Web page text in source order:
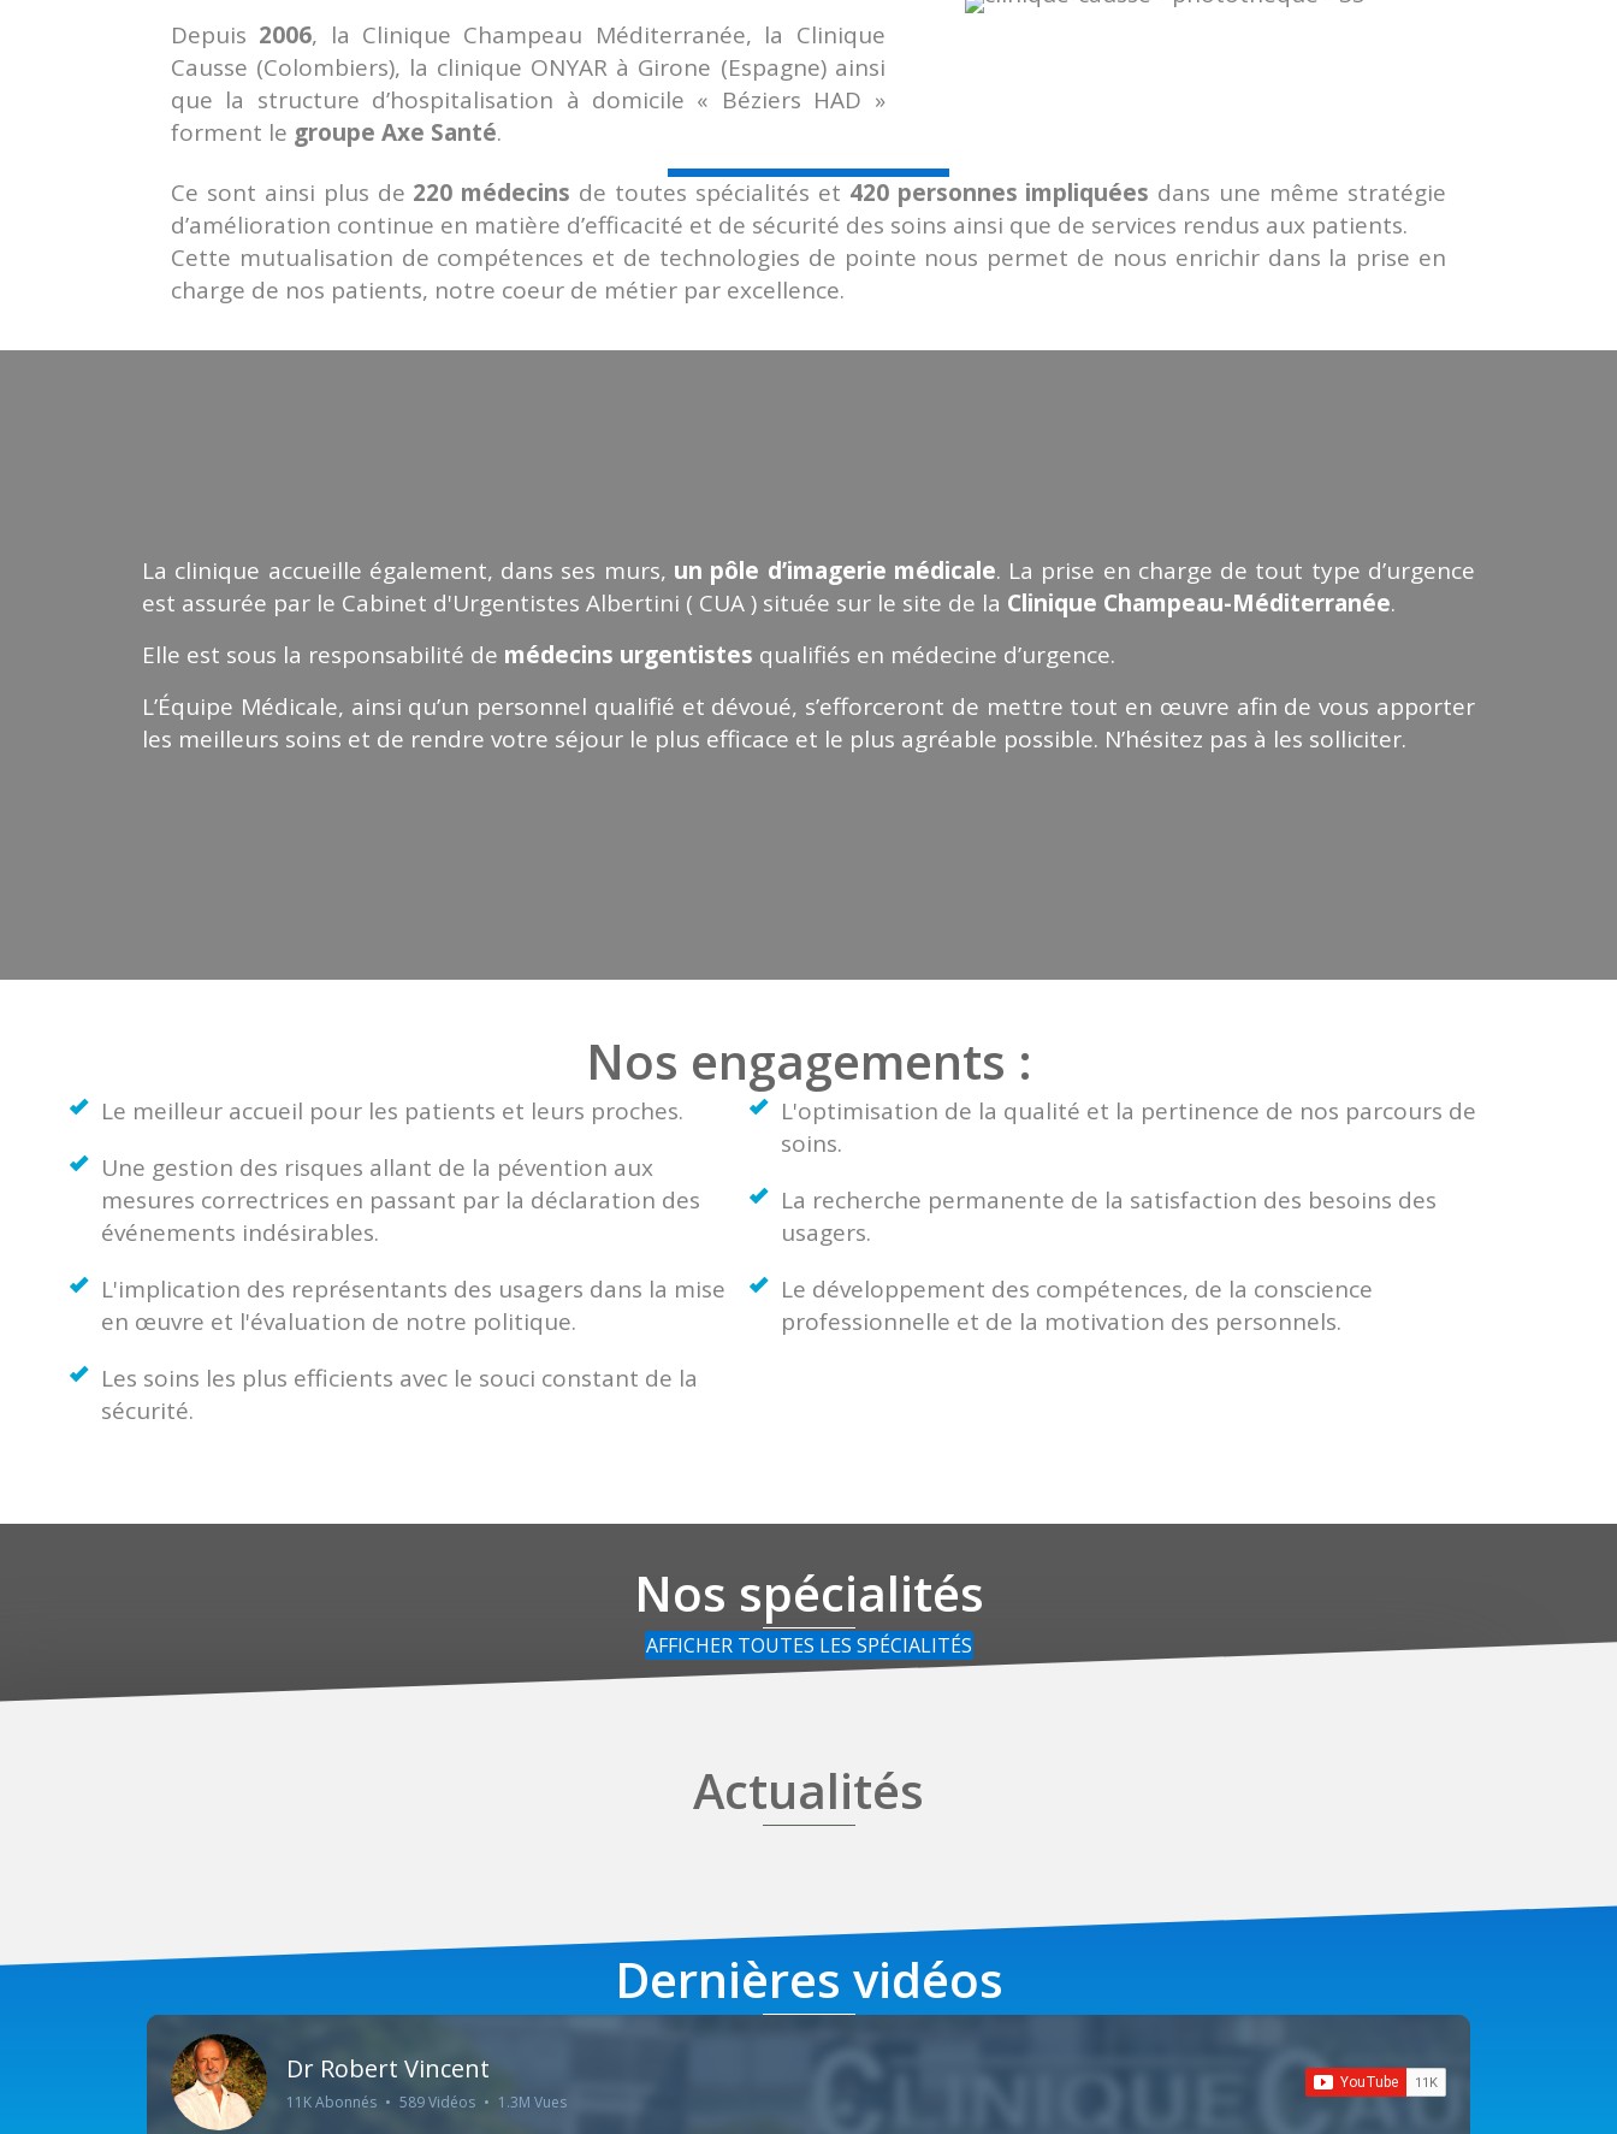
Depuis 2006, la Clinique Champeau Méditerranée, la Clinique
Causse (Colombiers), la clinique ONYAR à Girone (Espagne) ainsi
que la structure d’hospitalisation à domicile « Béziers HAD »
forment le groupe Axe Santé.
Ce sont ainsi plus de 220 médecins de toutes spécialités et 420 personnes impliquées dans une même stratégie
d’amélioration continue en matière d’efficacité et de sécurité des soins ainsi que de services rendus aux patients.
Cette mutualisation de compétences et de technologies de pointe nous permet de nous enrichir dans la prise en
charge de nos patients, notre coeur de métier par excellence.
La clinique accueille également, dans ses murs, un pôle d’imagerie médicale. La prise en charge de tout type d’urgence
est assurée par le Cabinet d'Urgentistes Albertini ( CUA ) située sur le site de la Clinique Champeau-Méditerranée.
Elle est sous la responsabilité de médecins urgentistes qualifiés en médecine d’urgence.
L’Équipe Médicale, ainsi qu’un personnel qualifié et dévoué, s’efforceront de mettre tout en œuvre afin de vous apporter
les meilleurs soins et de rendre votre séjour le plus efficace et le plus agréable possible. N’hésitez pas à les solliciter.
Nos engagements :
Le meilleur accueil pour les patients et leurs proches.
Une gestion des risques allant de la pévention aux
mesures correctrices en passant par la déclaration des
événements indésirables.
L'implication des représentants des usagers dans la mise
en œuvre et l'évaluation de notre politique.
Les soins les plus efficients avec le souci constant de la
sécurité.
L'optimisation de la qualité et la pertinence de nos parcours de
soins.
La recherche permanente de la satisfaction des besoins des
usagers.
Le développement des compétences, de la conscience
professionnelle et de la motivation des personnels.
Nos spécialités
AFFICHER TOUTES LES SPÉCIALITÉS
Actualités
Dernières vidéos
Dr Robert Vincent
11K Abonnés • 589 Vidéos • 1.3M Vues